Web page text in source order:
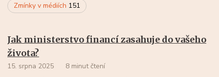
Zmínky v médiích 151
Jak ministerstvo financí zasahuje do vašeho
života?
15. srpna 2025 8 minut čtení